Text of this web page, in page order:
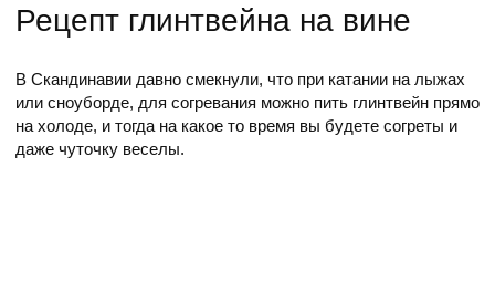
Рецепт глинтвейна на вине
В Скандинавии давно смекнули, что при катании на лыжах
или сноуборде, для согревания можно пить глинтвейн прямо
на холоде, и тогда на какое то время вы будете согреты и
даже чуточку веселы.